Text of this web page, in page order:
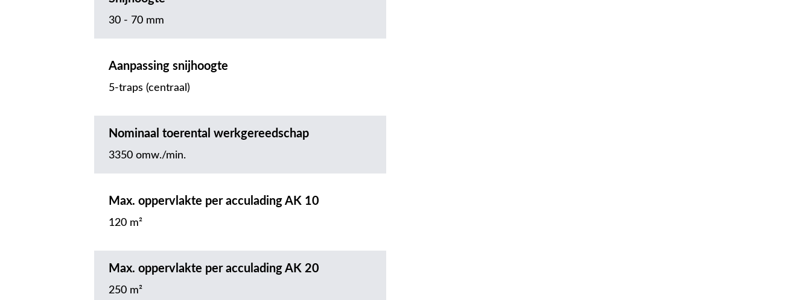
30 - 70 mm
Aanpassing snijhoogte
5-traps (centraal)
Nominaal toerental werkgereedschap
3350 omw./min.
Max. oppervlakte per acculading AK 10
120 m²
Max. oppervlakte per acculading AK 20
250 m²